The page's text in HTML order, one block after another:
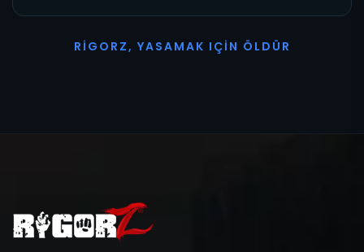
R I G O R Z, YASAMAK I ÇI N Ö L D Ü R